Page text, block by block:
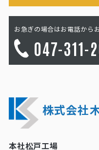
お急ぎの場合はお電話から
047-311-
株式会社
本社松戸工場